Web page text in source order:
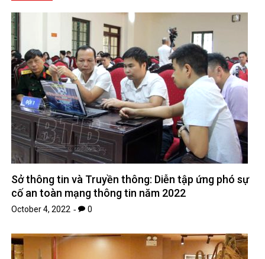
Sở thông tin và Truyền thông: Diễn tập ứng phó sự
cố an toàn mạng thông tin năm 2022
October 4, 2022 0